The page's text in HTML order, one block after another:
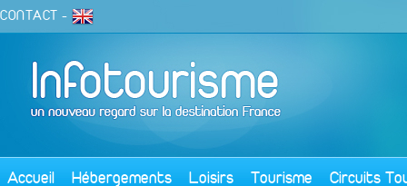
CONTACT -
Accueil Hébergements Loisirs Tourisme Circuits